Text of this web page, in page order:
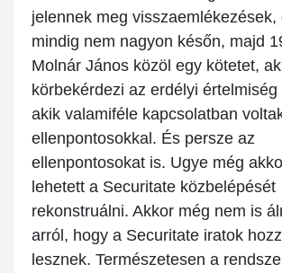
jelennek meg visszaemlékezések,
mindig nem nagyon későn, majd
Molnár János közöl egy kötetet,
körbekérdezi az erdélyi
akik valamiféle kapcsolatban
ellenpontosokkal. És persze az
ellenpontosokat is. Ugye még
lehetett a Securitate közbelépését
rekonstruálni. Akkor még nem is
arról, hogy a Securitate iratok
lesznek. Természetesen a